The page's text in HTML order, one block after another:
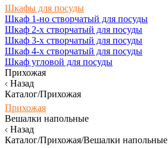
Шкафы для посуды
Шкаф 1-но створчатый для посуды
Шкаф 2-х створчатый для посуды
Шкаф 3-х створчатый для посуды
Шкаф 4-х створчатый для посуды
Шкаф угловой для посуды
Прихожая
Назад
Каталог/Прихожая
Прихожая
Вешалки напольные
Назад
Каталог/Прихожая/Вешалки напольные